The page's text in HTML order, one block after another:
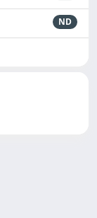
ND